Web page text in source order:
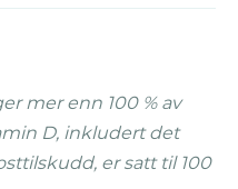
blir sagt opp.
ble levert)
Postboks 2044,
mer enn 100 % av
D, inkludert det
er satt til 100